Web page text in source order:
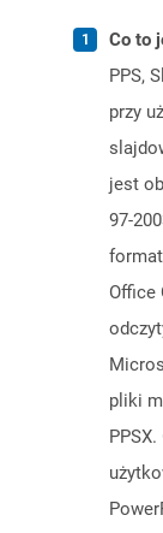
Co to
PPS,
przy
jest
97-
Office
pliki